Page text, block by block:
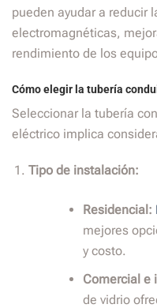
pueden ayudar a reducir
electromagnéticas,
rendimiento de los
Cómo elegir la tubería
Seleccionar la tubería
eléctrico implica
Tipo de instalación:
Residencial:
mejores
y costo.
Comercial e
de vidrio